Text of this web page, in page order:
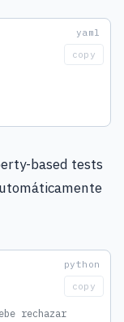
copy
based tests
rechazar
copy